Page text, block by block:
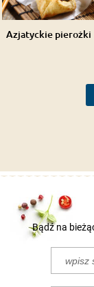
Azjatyckie pierożki
Bądź na